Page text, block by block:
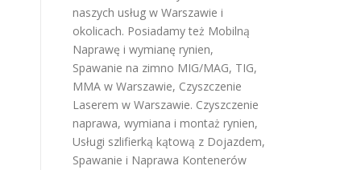
naszych usług w Warszawie i
okolicach. Posiadamy też Mobilną
Naprawę i wymianę rynien,
Spawanie na zimno MIG/MAG, TIG,
MMA w Warszawie, Czyszczenie
Laserem w Warszawie. Czyszczenie
naprawa, wymiana i montaż rynien,
Usługi szlifierką kątową z Dojazdem,
Spawanie i Naprawa Kontenerów